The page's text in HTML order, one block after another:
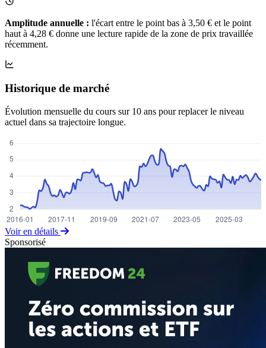
Amplitude annuelle : l'écart entre le point bas à 3,50 € et le point
haut à 4,28 € donne une lecture rapide de la zone de prix travaillée
récemment.
Historique de marché
Évolution mensuelle du cours sur 10 ans pour replacer le niveau
actuel dans sa trajectoire longue.
Voir en détails
Sponsorisé